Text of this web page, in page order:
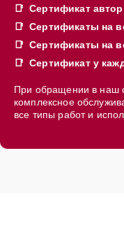
Сертификат
Сертификаты на
Сертификаты на
Сертификат у
При обращении в наш
комплексное
все типы работ и